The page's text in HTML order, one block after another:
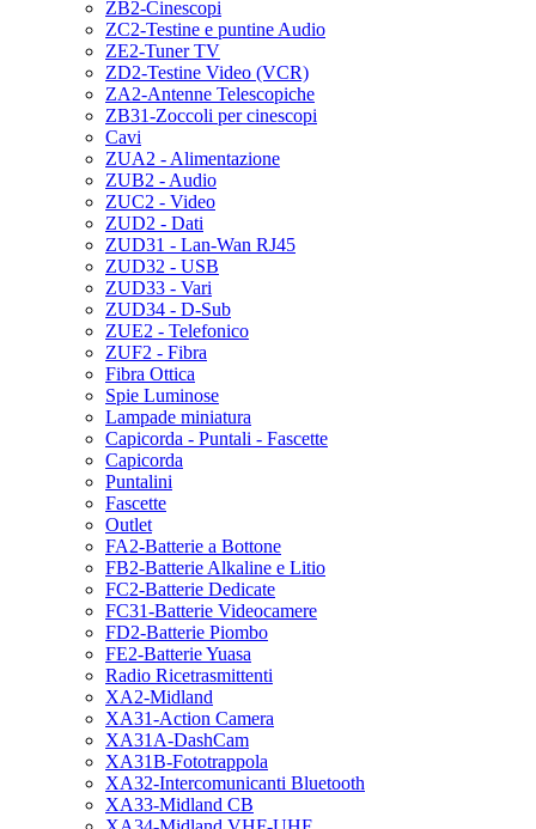
ZB2-Cinescopi
ZC2-Testine e puntine Audio
ZE2-Tuner TV
ZD2-Testine Video (VCR)
ZA2-Antenne Telescopiche
ZB31-Zoccoli per cinescopi
Cavi
ZUA2 - Alimentazione
ZUB2 - Audio
ZUC2 - Video
ZUD2 - Dati
ZUD31 - Lan-Wan RJ45
ZUD32 - USB
ZUD33 - Vari
ZUD34 - D-Sub
ZUE2 - Telefonico
ZUF2 - Fibra
Fibra Ottica
Spie Luminose
Lampade miniatura
Capicorda - Puntali - Fascette
Capicorda
Puntalini
Fascette
Outlet
FA2-Batterie a Bottone
FB2-Batterie Alkaline e Litio
FC2-Batterie Dedicate
FC31-Batterie Videocamere
FD2-Batterie Piombo
FE2-Batterie Yuasa
Radio Ricetrasmittenti
XA2-Midland
XA31-Action Camera
XA31A-DashCam
XA31B-Fototrappola
XA32-Intercomunicanti Bluetooth
XA33-Midland CB